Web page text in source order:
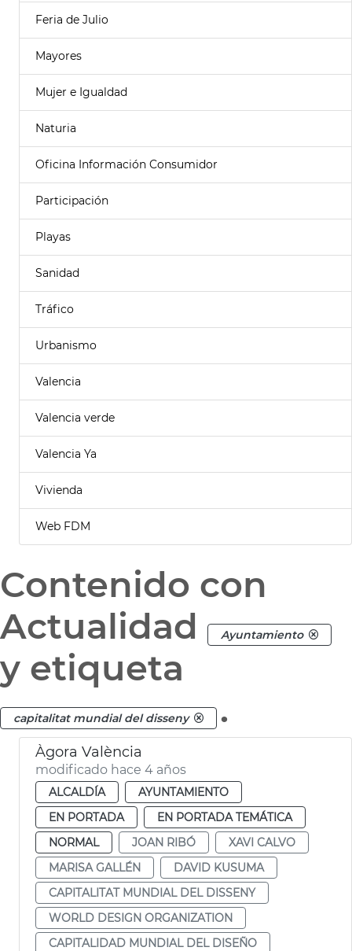
Feria de Julio
Mayores
Mujer e Igualdad
Naturia
Oficina Información Consumidor
Participación
Playas
Sanidad
Tráfico
Urbanismo
Valencia
Valencia verde
Valencia Ya
Vivienda
Web FDM
Contenido con
Actualidad
Ayuntamiento
y etiqueta
capitalitat mundial del disseny .
Àgora València
modificado hace 4 años
ALCALDÍA
AYUNTAMIENTO
EN PORTADA
EN PORTADA TEMÁTICA
NORMAL
JOAN RIBÓ
XAVI CALVO
MARISA GALLÉN
DAVID KUSUMA
CAPITALITAT MUNDIAL DEL DISSENY
WORLD DESIGN ORGANIZATION
CAPITALIDAD MUNDIAL DEL DISEÑO